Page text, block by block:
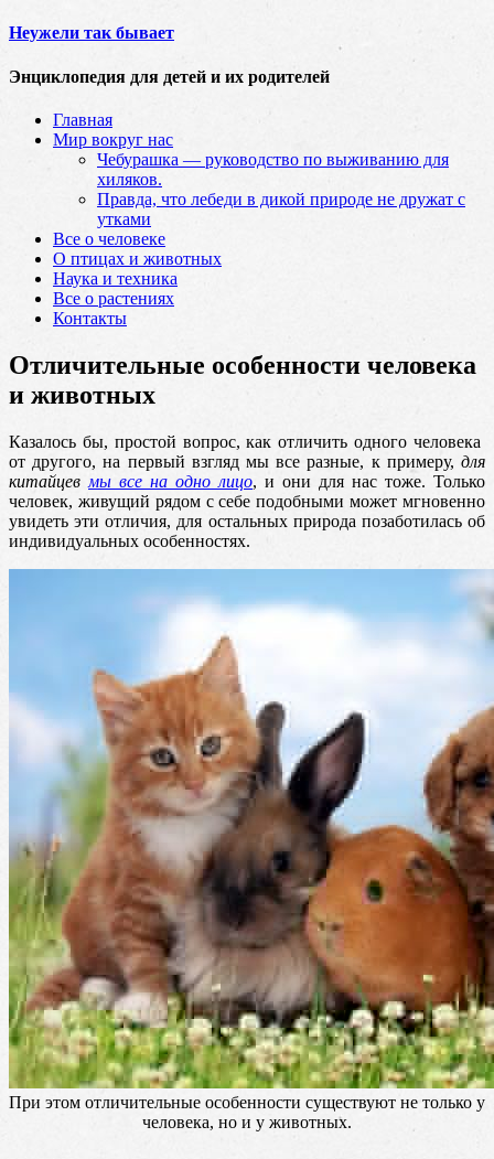
Неужели так бывает
Энциклопедия для детей и их родителей
Главная
Мир вокруг нас
Чебурашка — руководство по выживанию для
хиляков.
Правда, что лебеди в дикой природе не дружат с
утками
Все о человеке
О птицах и животных
Наука и техника
Все о растениях
Контакты
Отличительные особенности человека
и животных
Казалось бы, простой вопрос, как отличить одного человека
от другого, на первый взгляд мы все разные, к примеру, для
китайцев мы все на одно лицо, и они для нас тоже. Только
человек, живущий рядом с себе подобными может мгновенно
увидеть эти отличия, для остальных природа позаботилась об
индивидуальных особенностях.
При этом отличительные особенности существуют не только у
человека, но и у животных.